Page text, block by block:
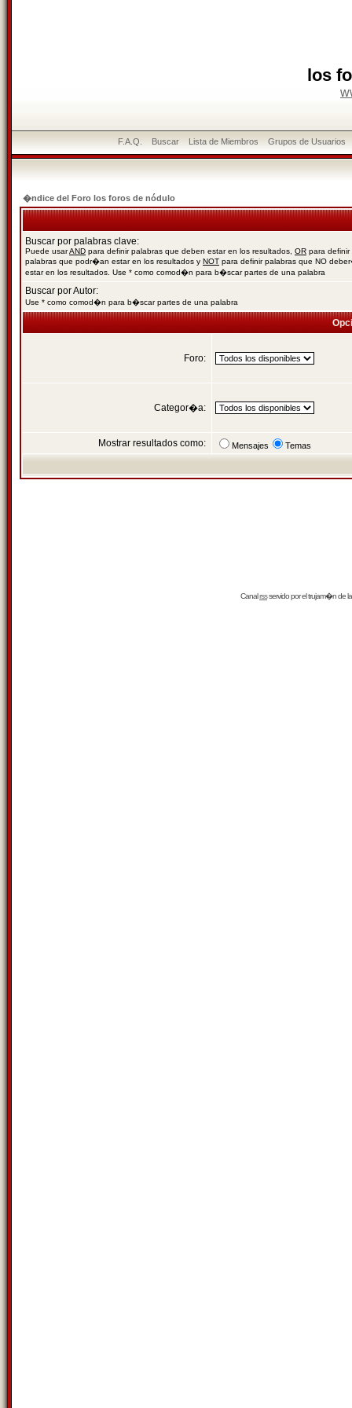
los
F.A.Q. Buscar Lista de Miembros Grupos de Usuarios
�ndice del Foro los foros de nódulo
Buscar por palabras clave:
Puede usarAND para definir palabras que deben estar en los resultados, OR para definir
palabras que podr�an estar en los resultados y NOT para definir palabras que NO
estar en los resultados. Use * como comod�n para b�scar partes de una palabra
Buscar por Autor:
Use * como comod�n para b�scar partes de una palabra
Foro:
Categor�a:
Mostrar resultados como: Mensajes Temas
Canalrssservido por eltrujam�nde